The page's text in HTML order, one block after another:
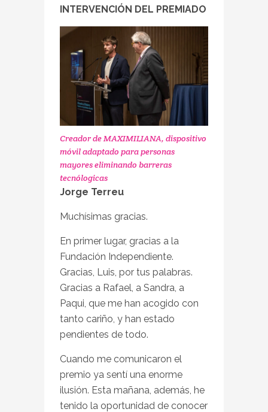
INTERVENCIÓN DEL PREMIADO
Creador de MAXIMILIANA, dispositivo
móvil adaptado para personas
mayores eliminando barreras
tecnólogicas
Jorge Terreu
Muchísimas gracias.
En primer lugar, gracias a la
Fundación Independiente.
Gracias, Luis, por tus palabras.
Gracias a Rafael, a Sandra, a
Paqui, que me han acogido con
tanto cariño, y han estado
pendientes de todo.
Cuando me comunicaron el
premio ya sentí una enorme
ilusión. Esta mañana, además, he
tenido la oportunidad de conocer